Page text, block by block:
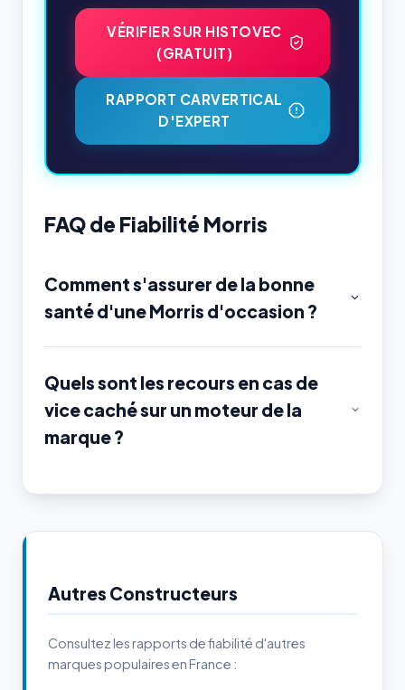
VÉRIFIER SUR HISTOVEC
(GRATUIT)
RAPPORT CARVERTICAL
D'EXPERT
FAQ de Fiabilité Morris
Comment s'assurer de la bonne
santé d'une Morris d'occasion ?
Quels sont les recours en cas de
vice caché sur un moteur de la
marque ?
Autres Constructeurs
Consultez les rapports de fiabilité d'autres
marques populaires en France :